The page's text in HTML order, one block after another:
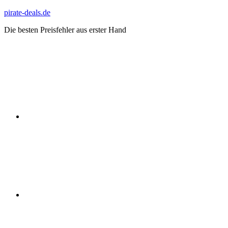
Zum
springen
pirate-deals.de
Die besten Preisfehler aus erster Hand